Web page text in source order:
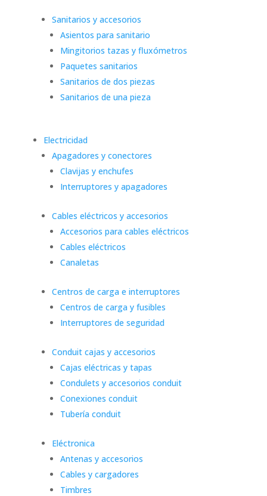
Sanitarios y accesorios
Asientos para sanitario
Mingitorios tazas y fluxómetros
Paquetes sanitarios
Sanitarios de dos piezas
Sanitarios de una pieza
Electricidad
Apagadores y conectores
Clavijas y enchufes
Interruptores y apagadores
Cables eléctricos y accesorios
Accesorios para cables eléctricos
Cables eléctricos
Canaletas
Centros de carga e interruptores
Centros de carga y fusibles
Interruptores de seguridad
Conduit cajas y accesorios
Cajas eléctricas y tapas
Condulets y accesorios conduit
Conexiones conduit
Tubería conduit
Eléctronica
Antenas y accesorios
Cables y cargadores
Timbres